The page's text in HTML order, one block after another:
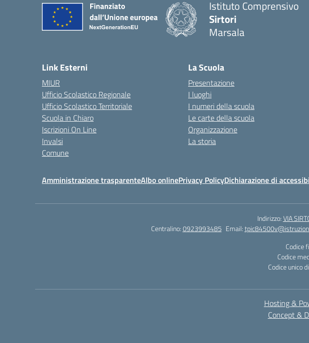
Istituto Comprensivo
Sirtori
Marsala
Link Esterni
MIUR
Ufficio Scolastico Regionale
Ufficio Scolastico Territoriale
Scuola in Chiaro
Iscrizioni On Line
Invalsi
Comune
La Scuola
Presentazione
I luoghi
I numeri della scuola
Le carte della scuola
Organizzazione
La storia
Amministrazione trasparenteAlbo onlinePrivacy PolicyDichiarazione di
Indirizzo:VIA
Centralino:0923993485 Email:
Codice
Codice
Codice unico
Hosting &
Concept &